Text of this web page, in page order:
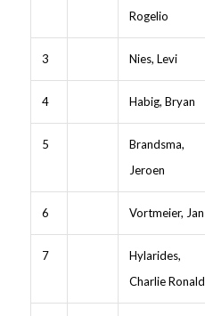
Rogelio
3 Nies, Levi
4 Habig, Bryan
5
Brandsma,
Jeroen
6 Vortmeier, Jan
7
Hylarides,
Charlie Ronald